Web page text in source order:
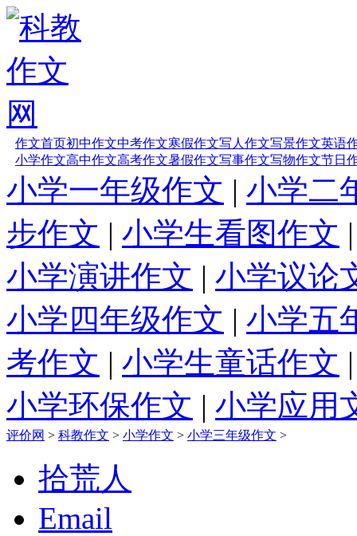
作文首页初中作文中考作文寒假作文写人作文写景作文英语
小学作文高中作文高考作文暑假作文写事作文写物作文节日
小学一年级作文 | 小学二
步作文 | 小学生看图作文
小学演讲作文 | 小学议论
小学四年级作文 | 小学五
考作文 | 小学生童话作文
小学环保作文 | 小学应用
评价网 > 科教作文 > 小学作文 > 小学三年级作文 >
拾荒人
Email